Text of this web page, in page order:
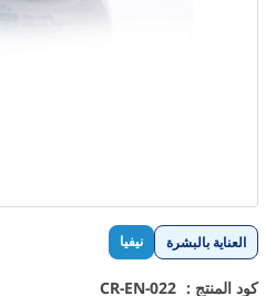
العناية بالبشرة نيفيا
كود المنتج : CR-EN-022
تخطي
إلى
بداية